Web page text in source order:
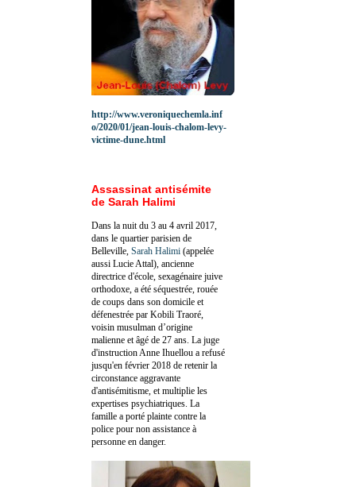
http://www.veroniquechemla.inf
o/2020/01/jean-louis-chalom-levy-
victime-dune.html
Assassinat antisémite
de Sarah Halimi
Dans la nuit du 3 au 4 avril 2017,
dans le quartier parisien de
Belleville, Sarah Halimi (appelée
aussi Lucie Attal), ancienne
directrice d'école, sexagénaire juive
orthodoxe, a été séquestrée, rouée
de coups dans son domicile et
défenestrée par Kobili Traoré,
voisin musulman d’origine
malienne et âgé de 27 ans. La juge
d'instruction Anne Ihuellou a refusé
jusqu'en février 2018 de retenir la
circonstance aggravante
d'antisémitisme, et multiplie les
expertises psychiatriques. La
famille a porté plainte contre la
police pour non assistance à
personne en danger.